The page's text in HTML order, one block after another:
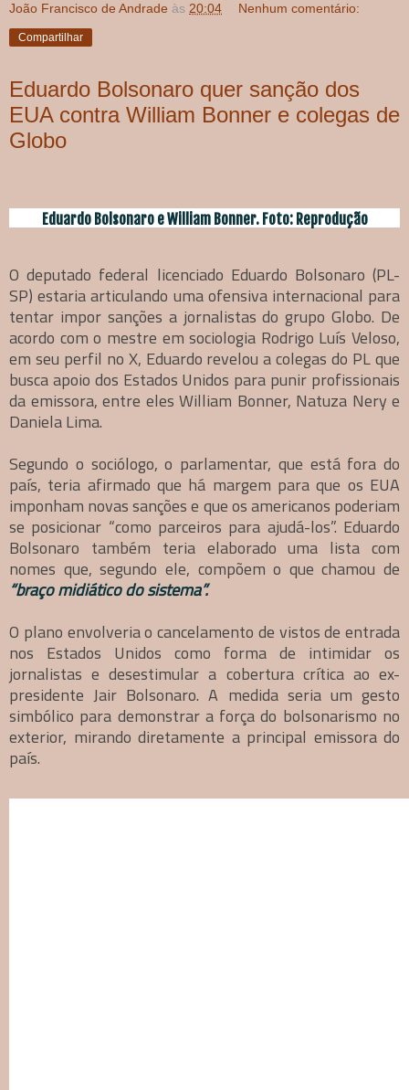
João Francisco de Andrade às 20:04 Nenhum comentário:
Compartilhar
Eduardo Bolsonaro quer sanção dos
EUA contra William Bonner e colegas de
Globo
Eduardo Bolsonaro e William Bonner. Foto: Reprodução
O deputado federal licenciado Eduardo Bolsonaro (PL-
SP) estaria articulando uma ofensiva internacional para
tentar impor sanções a jornalistas do grupo Globo. De
acordo com o mestre em sociologia Rodrigo Luís Veloso,
em seu perfil no X, Eduardo revelou a colegas do PL que
busca apoio dos Estados Unidos para punir profissionais
da emissora, entre eles William Bonner, Natuza Nery e
Daniela Lima.
Segundo o sociólogo, o parlamentar, que está fora do
país, teria afirmado que há margem para que os EUA
imponham novas sanções e que os americanos poderiam
se posicionar “como parceiros para ajudá-los”. Eduardo
Bolsonaro também teria elaborado uma lista com
nomes que, segundo ele, compõem o que chamou de
“braço midiático do sistema”.
O plano envolveria o cancelamento de vistos de entrada
nos Estados Unidos como forma de intimidar os
jornalistas e desestimular a cobertura crítica ao ex-
presidente Jair Bolsonaro. A medida seria um gesto
simbólico para demonstrar a força do bolsonarismo no
exterior, mirando diretamente a principal emissora do
país.